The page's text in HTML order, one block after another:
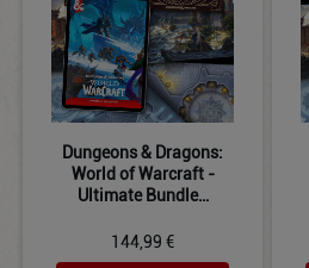
Dungeons & Dragons:
World of Warcraft -
Ultimate Bundle…
144,99 €